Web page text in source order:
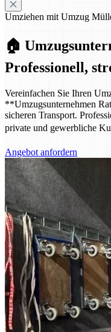
Umziehen mit Umzug
🏠
Professionell,
Vereinfachen Sie Ihren
**Umzugsunternehmen
sicheren Transport.
private und gewerbliche
Angebot anfordern